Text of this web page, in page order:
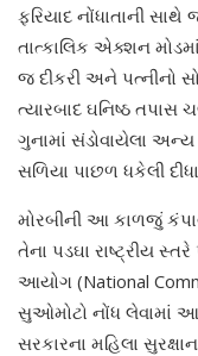
ફરિયાદ નોંધાતાની
તાત્કાલિક એક્શન
જ દીકરી અને પત્નીનો
ત્યારબાદ ઘનિષ્ઠ
ગુનામાં સંડોવાયેલા
સળિયા પાછળ ધકેલી
મોરબીની આ કાળજું
તેના પડઘા રાષ્ટ્રીય સ્તરે
આયોગ (National
સુઓમોટો નોંધ લેવામાં
સરકારના મહિલા